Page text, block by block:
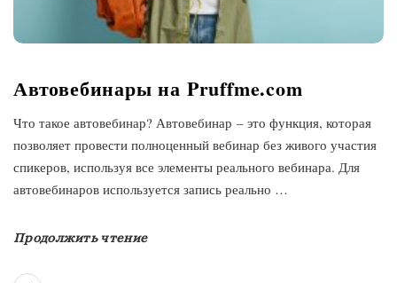
Автовебинары на Pruffme.com
Что такое автовебинар? Автовебинар – это функция, которая
позволяет провести полноценный вебинар без живого участия
спикеров, используя все элементы реального вебинара. Для
автовебинаров используется запись реально …
Продолжить чтение